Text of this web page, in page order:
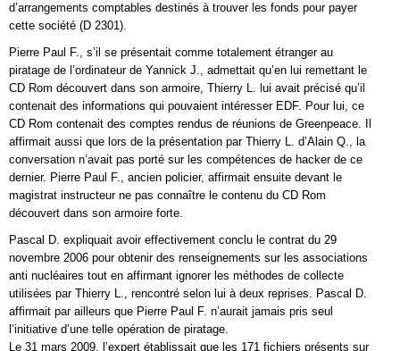
d’arrangements comptables destinés à trouver les fonds pour payer
cette société (D 2301).
Pierre Paul F., s’il se présentait comme totalement étranger au
piratage de l’ordinateur de Yannick J., admettait qu’en lui remettant le
CD Rom découvert dans son armoire, Thierry L. lui avait précisé qu’il
contenait des informations qui pouvaient intéresser EDF. Pour lui, ce
CD Rom contenait des comptes rendus de réunions de Greenpeace. Il
affirmait aussi que lors de la présentation par Thierry L. d’Alain Q., la
conversation n’avait pas porté sur les compétences de hacker de ce
dernier. Pierre Paul F., ancien policier, affirmait ensuite devant le
magistrat instructeur ne pas connaître le contenu du CD Rom
découvert dans son armoire forte.
Pascal D. expliquait avoir effectivement conclu le contrat du 29
novembre 2006 pour obtenir des renseignements sur les associations
anti nucléaires tout en affirmant ignorer les méthodes de collecte
utilisées par Thierry L., rencontré selon lui à deux reprises. Pascal D.
affirmait par ailleurs que Pierre Paul F. n’aurait jamais pris seul
l’initiative d’une telle opération de piratage.
Le 31 mars 2009, l’expert établissait que les 171 fichiers présents sur